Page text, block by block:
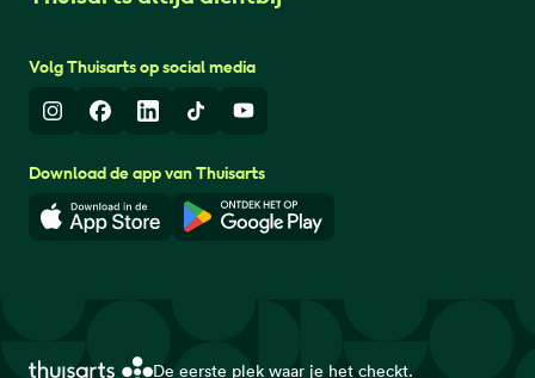
Volg Thuisarts op social media
InstagramFacebook
LinkedInTikTokYoutube
Download de app van Thuisarts
Download in de App StoreDownload in de Google Play
De eerste plek waar je het checkt.